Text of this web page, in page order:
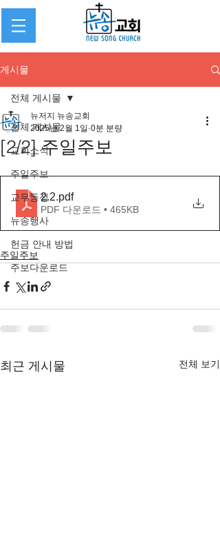
게시물
전체 게시물
교회소식
주일주보
교우동정
뉴송행사
헌금 안내 방법
주보다운로드
전체 게시물
[2/2] 주일주보
뉴저지 뉴송교회
2025년 2월 1일 0분 분량
2.2.pdf
PDF 다운로드 • 465KB
주일주보
최근 게시물 전체 보기